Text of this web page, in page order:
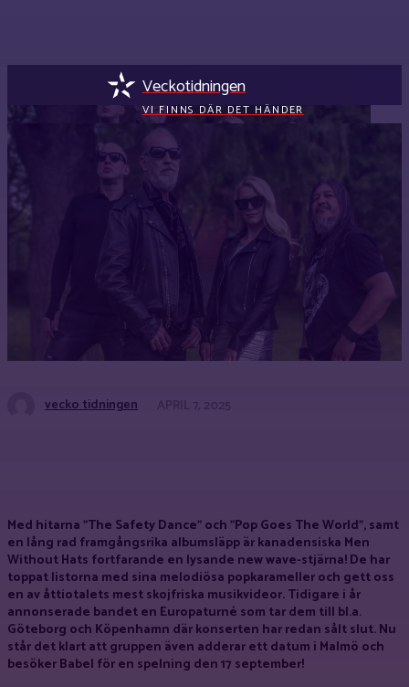
Veckotidningen
VI FINNS DÄR DET HÄNDER
vecko tidningen
Med hitarna ”The Safety Dance” och ”Pop Goes The World”, samt
en lång rad framgångsrika albumsläpp är kanadensiska Men
Without Hats fortfarande en lysande new wave-stjärna! De har
toppat listorna med sina melodiösa popkarameller och gett oss
en av åttiotalets mest skojfriska musikvideor. Tidigare i år
annonserade bandet en Europaturné som tar dem till bl.a.
Göteborg och Köpenhamn där konserten har redan sålt slut. Nu
står det klart att gruppen även adderar ett datum i Malmö och
besöker Babel för en spelning den 17 september!